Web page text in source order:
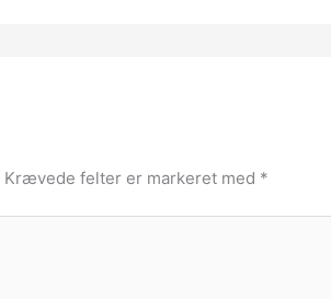
Krævede felter er markeret med *